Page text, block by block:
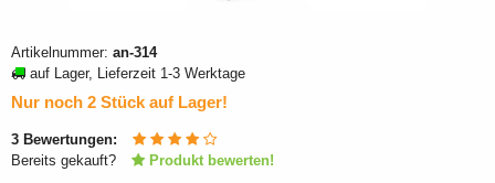
Artikelnummer: an-314
auf Lager, Lieferzeit 1-3 Werktage
Nur noch 2 Stück auf Lager!
3 Bewertungen:
Bereits gekauft?
Produkt bewerten!